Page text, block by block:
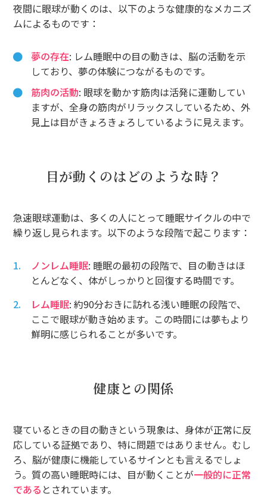
夜間に眼球が動くのは、以下のような健康的なメカニズ
ムによるものです：
夢の存在: レム睡眠中の目の動きは、脳の活動を示
しており、夢の体験につながるものです。
筋肉の活動: 眼球を動かす筋肉は活発に運動してい
ますが、全身の筋肉がリラックスしているため、外
見上は目がきょろきょろしているように見えます。
目が動くのはどのような時？
急速眼球運動は、多くの人にとって睡眠サイクルの中で
繰り返し見られます。以下のような段階で起こります：
ノンレム睡眠: 睡眠の最初の段階で、目の動きはほ
とんどなく、体がしっかりと回復する時間です。
レム睡眠: 約90分おきに訪れる浅い睡眠の段階で、
ここで眼球が動き始めます。この時間には夢もより
鮮明に感じられることが多いです。
健康との関係
寝ているときの目の動きという現象は、身体が正常に反
応している証拠であり、特に問題ではありません。むし
ろ、脳が健康に機能しているサインとも言えるでしょ
う。質の高い睡眠時には、目が動くことが一般的に正常
である とされています。